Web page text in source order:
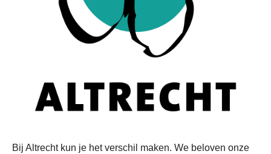
Bij Altrecht kun je het verschil maken. We beloven onze